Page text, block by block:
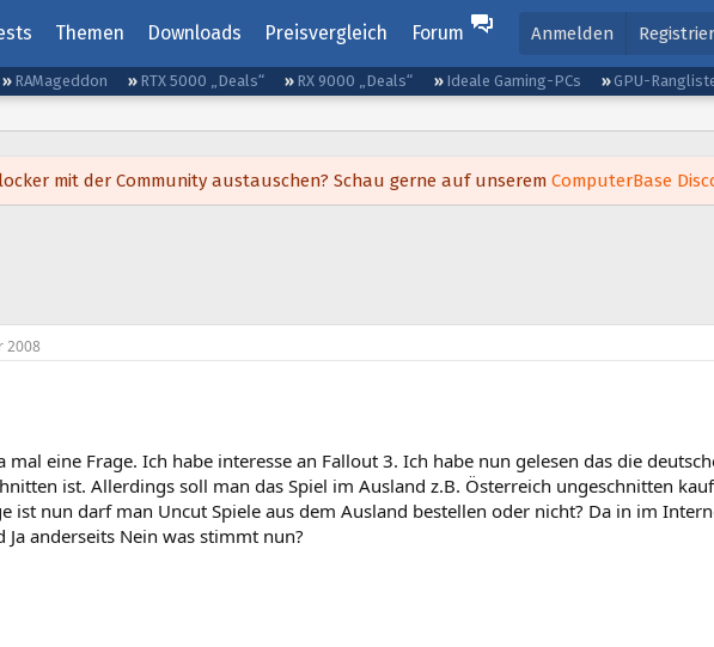
Themen Downloads Preisvergleich Forum Anmelden
RAMageddon RTX 5000 „Deals“ RX 9000 „Deals“ Ideale Gaming-PCs GPU-
mit der Community austauschen? Schau gerne auf unserem ComputerBase
2008
mal eine Frage. Ich habe interesse an Fallout 3. Ich habe nun gelesen das die
ist. Allerdings soll man das Spiel im Ausland z.B. Österreich ungeschnitten
ist nun darf man Uncut Spiele aus dem Ausland bestellen oder nicht? Da in im
Ja anderseits Nein was stimmt nun?